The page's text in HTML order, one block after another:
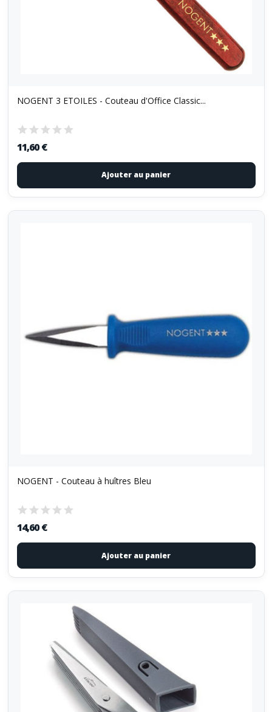
NOGENT 3 ETOILES - Couteau d'Office Classic...
11,60 €
Ajouter au panier
NOGENT - Couteau à huîtres Bleu
14,60 €
Ajouter au panier